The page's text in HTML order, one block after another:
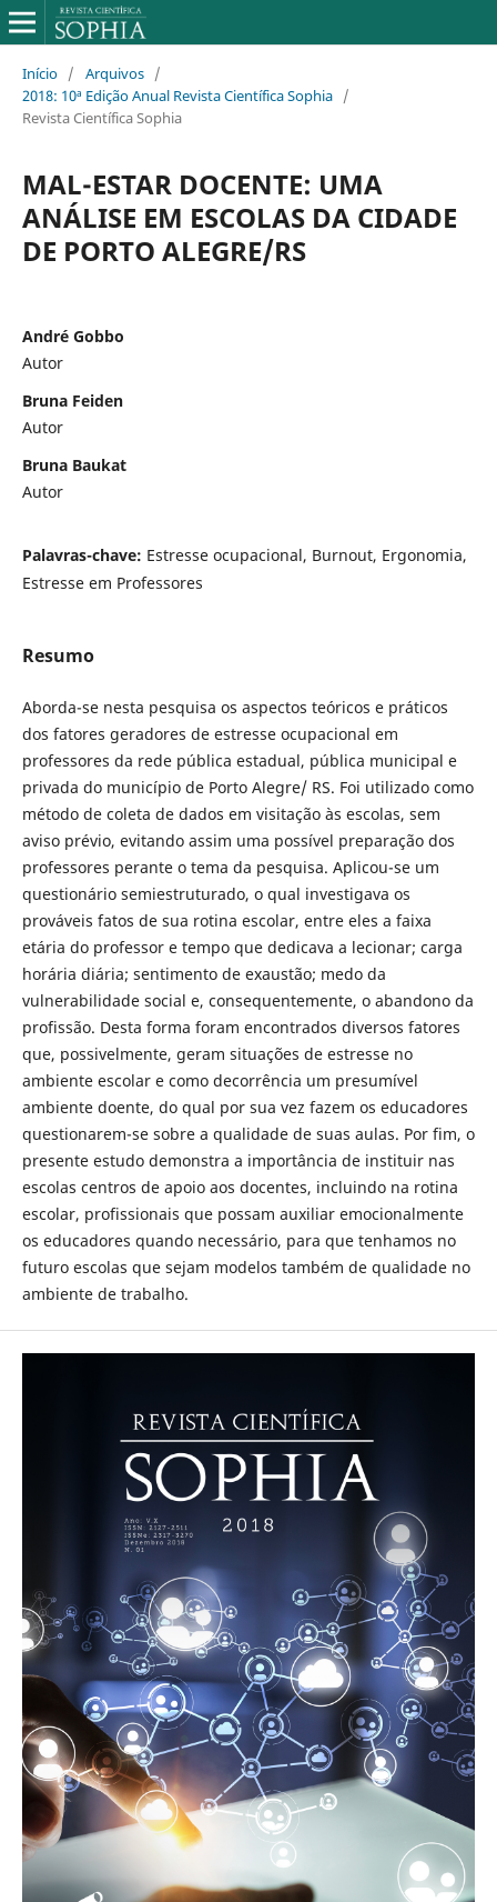
Início / Arquivos /
2018: 10ª Edição Anual Revista Científica Sophia /
Revista Científica Sophia
MAL-ESTAR DOCENTE: UMA
ANÁLISE EM ESCOLAS DA CIDADE
DE PORTO ALEGRE/RS
André Gobbo
Autor
Bruna Feiden
Autor
Bruna Baukat
Autor
Palavras-chave: Estresse ocupacional, Burnout, Ergonomia,
Estresse em Professores
Resumo
Aborda-se nesta pesquisa os aspectos teóricos e práticos
dos fatores geradores de estresse ocupacional em
professores da rede pública estadual, pública municipal e
privada do município de Porto Alegre/ RS. Foi utilizado como
método de coleta de dados em visitação às escolas, sem
aviso prévio, evitando assim uma possível preparação dos
professores perante o tema da pesquisa. Aplicou-se um
questionário semiestruturado, o qual investigava os
prováveis fatos de sua rotina escolar, entre eles a faixa
etária do professor e tempo que dedicava a lecionar; carga
horária diária; sentimento de exaustão; medo da
vulnerabilidade social e, consequentemente, o abandono da
profissão. Desta forma foram encontrados diversos fatores
que, possivelmente, geram situações de estresse no
ambiente escolar e como decorrência um presumível
ambiente doente, do qual por sua vez fazem os educadores
questionarem-se sobre a qualidade de suas aulas. Por fim, o
presente estudo demonstra a importância de instituir nas
escolas centros de apoio aos docentes, incluindo na rotina
escolar, profissionais que possam auxiliar emocionalmente
os educadores quando necessário, para que tenhamos no
futuro escolas que sejam modelos também de qualidade no
ambiente de trabalho.